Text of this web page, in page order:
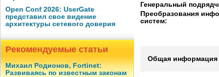
Open Conf 2026: UserGate
представил свое видение
архитектуры сетевого доверия
Рекомендуемые статьи
Михаил Родионов, Fortinet:
Развиваясь по известным законам
Генеральный
Преобразования
систем:
Общая информация